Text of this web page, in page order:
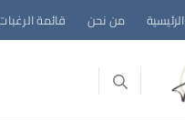
الرئيسية من نحن قائمة